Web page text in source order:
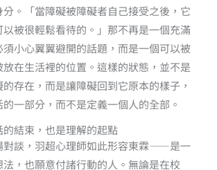
分。「當障礙被障礙者自己接受之後，它
以被很輕鬆看待的。」那不再是一個充滿
須小心翼翼避開的話題，而是一個可以被
放在生活裡的位置。這樣的狀態，並不是
的存在，而是讓障礙回到它原本的樣子，
的一部分，而不是定義一個人的全部。
的結束，也是理解的起點
對談，羽超心理師如此形容東霖——是一
法，也願意付諸行動的人。無論是在校